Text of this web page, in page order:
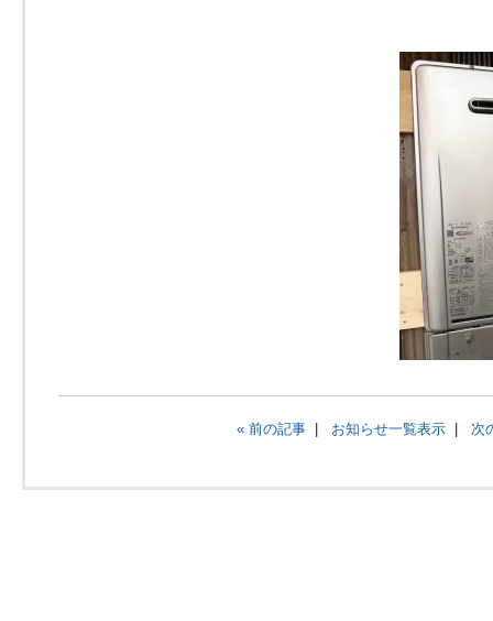
« 前の記事 お知らせ一覧表示 次